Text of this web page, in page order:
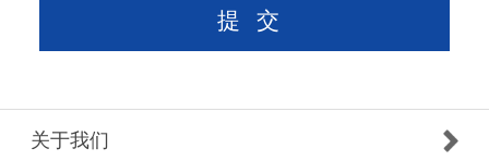
关于我们